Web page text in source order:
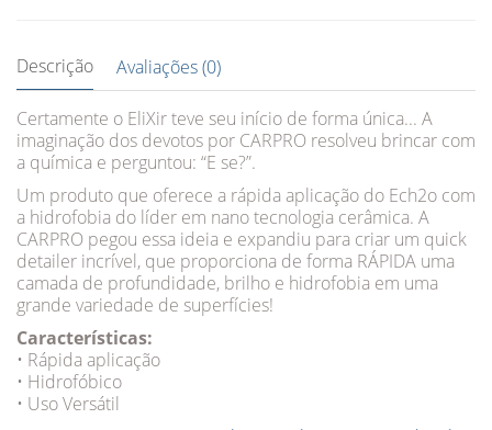
Descrição Avaliações (0)
Certamente o EliXir teve seu início de forma única... A
imaginação dos devotos por CARPRO resolveu brincar com
a química e perguntou: “E se?”.
Um produto que oferece a rápida aplicação do Ech2o com
a hidrofobia do líder em nano tecnologia cerâmica. A
CARPRO pegou essa ideia e expandiu para criar um quick
detailer incrível, que proporciona de forma RÁPIDA uma
camada de profundidade, brilho e hidrofobia em uma
grande variedade de superfícies!
Características:
• Rápida aplicação
• Hidrofóbico
• Uso Versátil